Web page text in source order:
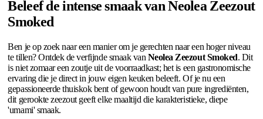
Beleef de intense smaak van Neolea Zeezout
Smoked
Ben je op zoek naar een manier om je gerechten naar een hoger niveau
te tillen? Ontdek de verfijnde smaak van Neolea Zeezout Smoked. Dit
is niet zomaar een zoutje uit de voorraadkast; het is een gastronomische
ervaring die je direct in jouw eigen keuken beleeft. Of je nu een
gepassioneerde thuiskok bent of gewoon houdt van pure ingrediënten,
dit gerookte zeezout geeft elke maaltijd die karakteristieke, diepe
'umami' smaak.